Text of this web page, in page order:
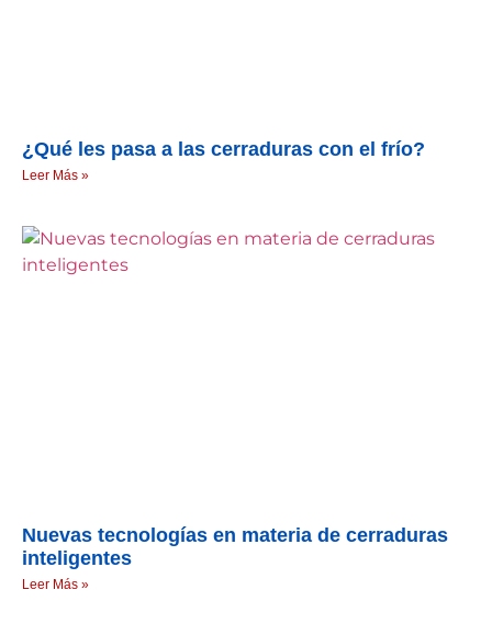
¿Qué les pasa a las cerraduras con el frío?
Leer Más »
Nuevas tecnologías en materia de cerraduras
inteligentes
Leer Más »